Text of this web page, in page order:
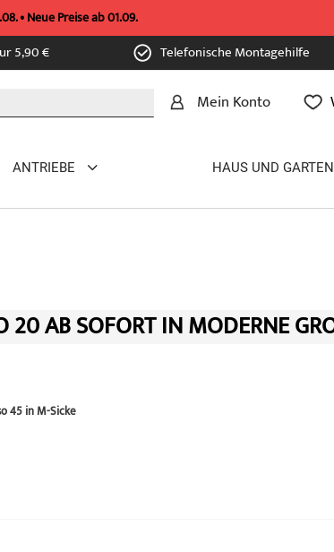
• Neue Preise ab 01.09.
5,90 € Telefonische Montagehilfe
Mein Konto
ANTRIEBE HAUS UND GARTEN
AB SOFORT IN MODERNE
45 in M-Sicke